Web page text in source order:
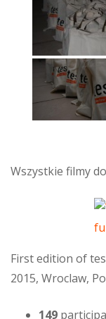
Wszystkie filmy
First edition of
2015, Wroclaw,
149